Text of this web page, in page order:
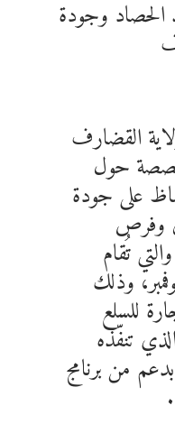
الحصاد وجودة
القضارف
حول
على جودة
وفرص
تُقام
من 16 إلى 20 نوفمبر، وذلك
للسلع
تنفّذه
بدعم من برنامج